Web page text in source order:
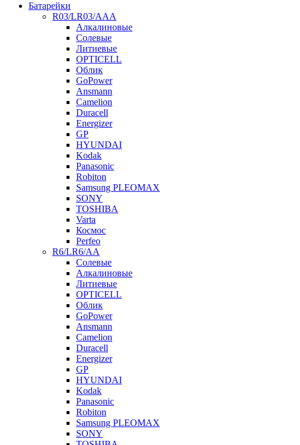
Батарейки
R03/LR03/AAA
Алкалиновые
Солевые
Литиевые
OPTICELL
Облик
GoPower
Ansmann
Camelion
Duracell
Energizer
GP
HYUNDAI
Kodak
Panasonic
Robiton
Samsung PLEOMAX
SONY
TOSHIBA
Varta
Космос
Perfeo
R6/LR6/AA
Солевые
Алкалиновые
Литиевые
OPTICELL
Облик
GoPower
Ansmann
Camelion
Duracell
Energizer
GP
HYUNDAI
Kodak
Panasonic
Robiton
Samsung PLEOMAX
SONY